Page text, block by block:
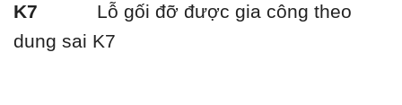
K7 Lỗ gối đỡ được gia công theo
dung sai K7